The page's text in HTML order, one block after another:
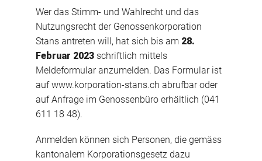
Wer das Stimm- und Wahlrecht und das
Nutzungsrecht der Genossenkorporation
Stans antreten will, hat sich bis am 28.
Februar 2023schriftlich mittels
Meldeformular anzumelden. Das Formular ist
auf www.korporation-stans.ch abrufbar oder
auf Anfrage im Genossenbüro erhältlich (041
611 18 48).
Anmelden können sich Personen, die gemäss
kantonalem Korporationsgesetz dazu